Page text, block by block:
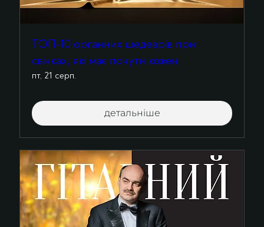
ТОП-10 органних шедеврів при
свічках, які має почути кожен
пт, 21 серп.
детальніше